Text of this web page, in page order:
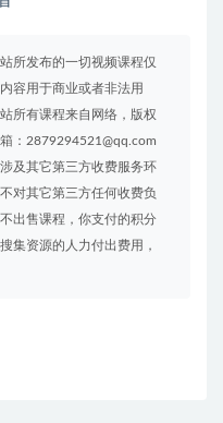
所发布的一切视频课程仅
容用于商业或者非法用
所有课程来自网络，版权
：2879294521@qq.com
及其它第三方收费服务环
对其它第三方任何收费负
出售课程，你支付的积分
集资源的人力付出费用，